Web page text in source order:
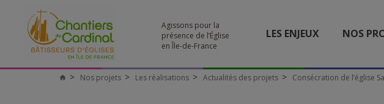
Agissons pour la
présence de l’Église
en Île-de-France
LES ENJEUX NOS
Nos projets Les réalisations Actualités des projets Consécration de l’église